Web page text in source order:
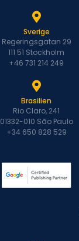
Sverige
Regeringsgatan 29
111 51 Stockholm
+46 731 214 249
Brasilien
Rio Claro, 241
01332-010 São Paulo
+34 650 828 529